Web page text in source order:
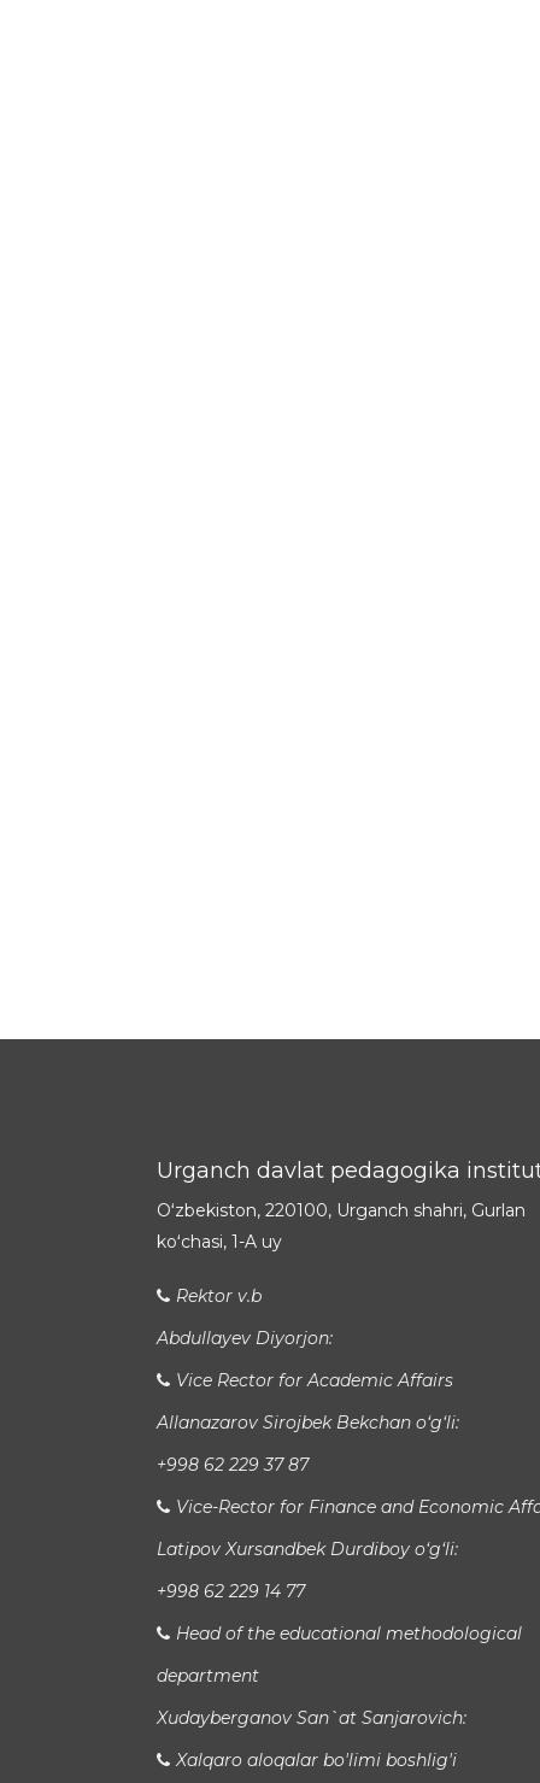
Urganch davlat pedagogika
Oʻzbekiston, 220100, Urganch shahri, Gurlan
koʻchasi, 1-A uy
Rektor v.b
Abdullayev Diyorjon:
Vice Rector for Academic Affairs
Allanazarov Sirojbek Bekchan o‘g‘li:
+998 62 229 37 87
Vice-Rector for Finance and Economic
Latipov Xursandbek Durdiboy o‘g‘li:
+998 62 229 14 77
Head of the educational methodological
department
Xudayberganov San`at Sanjarovich:
Xalqaro aloqalar bo'limi boshlig'i